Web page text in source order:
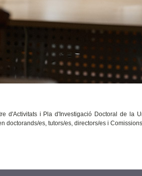
d'Activitats i Pla d'Investigació Doctoral de la
doctorands/es, tutors/es, directors/es i